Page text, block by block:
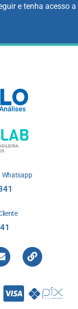
e tenha acesso
Whatsapp